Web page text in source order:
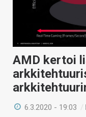
AMD kertoi
6.3.2020 - 19:03 /